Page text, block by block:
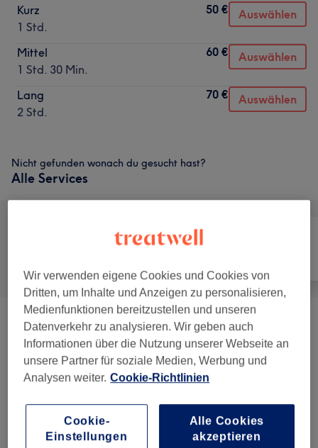
Kurz
1 Std.
50 € Auswählen
Mittel
1 Std. 30 Min.
60 € Auswählen
Lang
2 Std.
70 € Auswählen
Nicht gefunden wonach du gesucht hast?
Alle Services
Damen - Haarschnitte & Stylings ( 8) ab 32 €
Damen - Coloration & Farbe (14) ab 15 €
Kinder - Haarschnitte & Stylings 2)
Wir verwenden eigene Cookies und Cookies von
Dritten, um Inhalte und Anzeigen zu personalisieren,
Medienfunktionen bereitzustellen und unseren
Datenverkehr zu analysieren. Wir geben auch
Informationen über die Nutzung unserer Webseite an
unsere Partner für soziale Medien, Werbung und
Analysen weiter. Cookie-Richtlinien
Cookie-
Einstellungen
Alle Cookies
akzeptieren